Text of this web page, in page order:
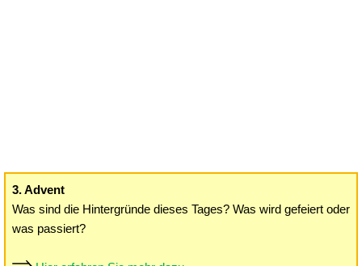
3. Advent
Was sind die Hintergründe dieses Tages? Was wird gefeiert oder
was passiert?